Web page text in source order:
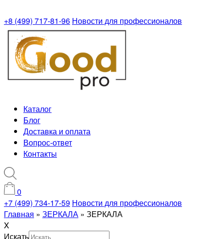
+8 (499) 717-81-96 Новости для профессионалов
Каталог
Блог
Доставка и оплата
Вопрос-ответ
Контакты
0
+7 (499) 734-17-59 Новости для профессионалов
Главная » ЗЕРКАЛА » ЗЕРКАЛА
X
Искать